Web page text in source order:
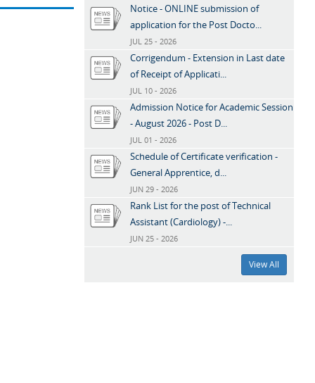
Notice - ONLINE submission of
application for the Post Docto...
JUL 25 - 2026
Corrigendum - Extension in Last date
of Receipt of Applicati...
JUL 10 - 2026
Admission Notice for Academic Session
- August 2026 - Post D...
JUL 01 - 2026
Schedule of Certificate verification -
General Apprentice, d...
JUN 29 - 2026
Rank List for the post of Technical
Assistant (Cardiology) -...
JUN 25 - 2026
View All